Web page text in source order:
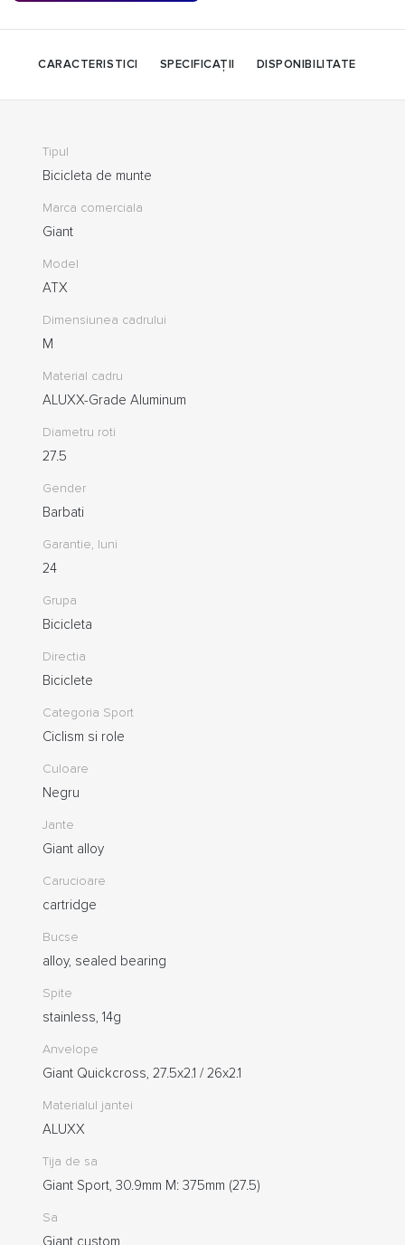
CARACTERISTICI SPECIFICAȚII DISPONIBILITATE
Tipul
Bicicleta de munte
Marca comerciala
Giant
Model
ATX
Dimensiunea cadrului
M
Material cadru
ALUXX-Grade Aluminum
Diametru roti
27.5
Gender
Barbati
Garantie, luni
24
Grupa
Bicicleta
Directia
Biciclete
Categoria Sport
Ciclism si role
Culoare
Negru
Jante
Giant alloy
Carucioare
cartridge
Bucse
alloy, sealed bearing
Spite
stainless, 14g
Anvelope
Giant Quickcross, 27.5x2.1 / 26x2.1
Materialul jantei
ALUXX
Tija de sa
Giant Sport, 30.9mm M: 375mm (27.5)
Sa
Giant custom